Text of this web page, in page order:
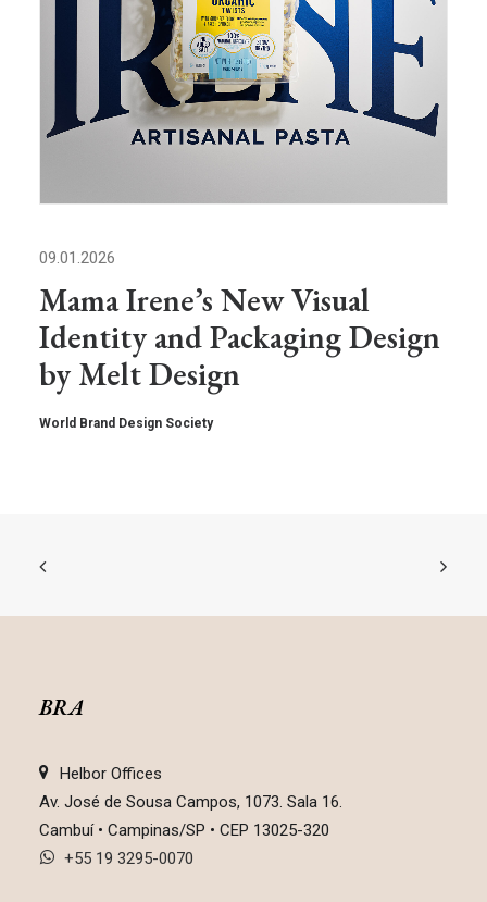
09.01.2026
Mama Irene’s New Visual
Identity and Packaging Design
by Melt Design
World Brand Design Society
BRA
Helbor Offices
Av. José de Sousa Campos, 1073. Sala 16.
Cambuí • Campinas/SP • CEP 13025-320
+55 19 3295-0070